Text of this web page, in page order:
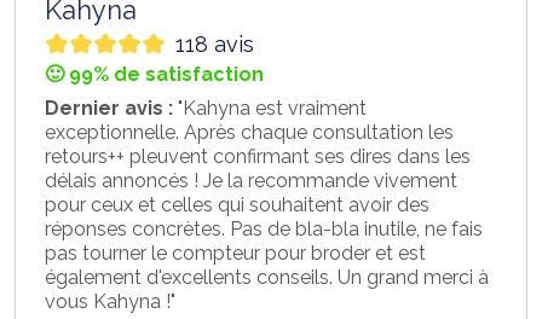
Kahyna
118 avis
🙂 99% de satisfaction
Dernier avis : "Kahyna est vraiment
exceptionnelle. Après chaque consultation les
retours++ pleuvent confirmant ses dires dans les
délais annoncés ! Je la recommande vivement
pour ceux et celles qui souhaitent avoir des
réponses concrètes. Pas de bla-bla inutile, ne fais
pas tourner le compteur pour broder et est
également d'excellents conseils. Un grand merci à
vous Kahyna !"